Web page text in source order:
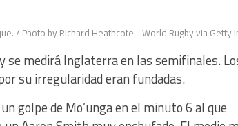
/ Photo by Richard Heathcote - World Rugby via Getty
se medirá Inglaterra en las semifinales.
su irregularidad eran fundadas.
golpe de Mo’unga en el minuto 6 al que